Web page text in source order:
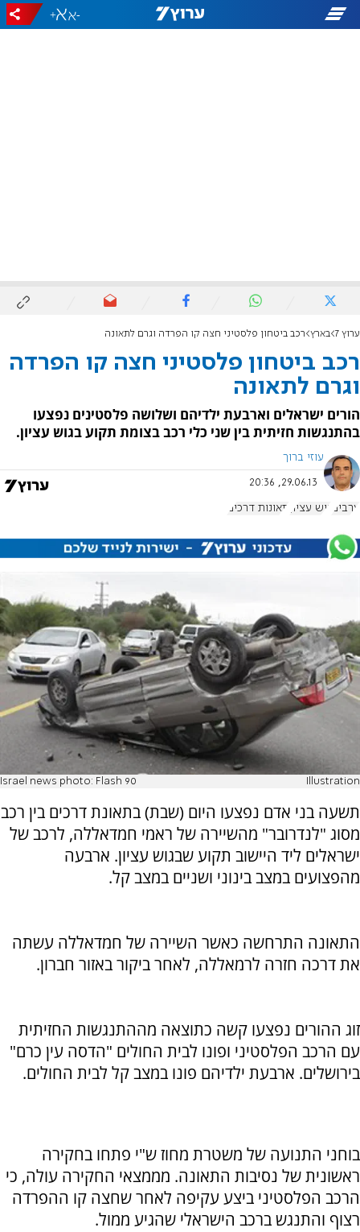
-
+
ערוץ 7 בארץ רכב ביטחון פלסטיני חצה קו הפרדה וגרם לתאונה
רכב ביטחון פלסטיני חצה קו הפרדה
וגרם לתאונה
הורים ישראלים וארבעת ילדיהם ושלושה פלסטינים נפצעו
בהתנגשות חזיתית בין שני כלי רכב בצומת תקוע בגוש עציון.
עוזי ברוך
29.06.13, 20:36
ערבים גוש עציון תאונות דרכים
Illustration
Israel news photo: Flash 90
תשעה בני אדם נפצעו היום (שבת) בתאונת דרכים בין רכב
מסוג "לנדרובר" מהשיירה של ראמי חמדאללה, לרכב של
ישראלים ליד היישוב תקוע שבגוש עציון. ארבעה
מהפצועים במצב בינוני ושניים במצב קל.
התאונה התרחשה כאשר השיירה של חמדאללה עשתה
את דרכה חזרה לרמאללה, לאחר ביקור באזור חברון.
זוג ההורים נפצעו קשה כתוצאה מההתנגשות החזיתית
עם הרכב הפלסטיני ופונו לבית החולים "הדסה עין כרם"
בירושלים. ארבעת ילדיהם פונו במצב קל לבית החולים.
בוחני התנועה של משטרת מחוז ש"י פתחו בחקירה
ראשונית של נסיבות התאונה. מממצאי החקירה עולה, כי
הרכב הפלסטיני ביצע עקיפה לאחר שחצה קו ההפרדה
רצוף והתנגש ברכב הישראלי שהגיע ממול.